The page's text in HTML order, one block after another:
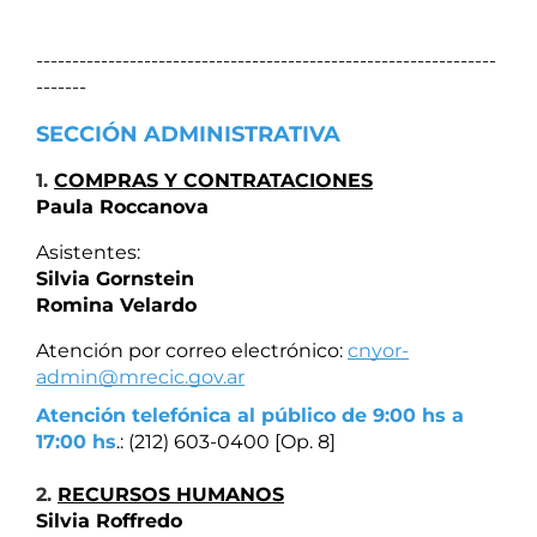
----------------------------------------------------------------
-------
SECCIÓN ADMINISTRATIVA
1. COMPRAS Y CONTRATACIONES
Paula Roccanova
Asistentes:
Silvia Gornstein
Romina Velardo
Atención por correo electrónico: cnyor-
admin@mrecic.gov.ar
Atención telefónica al público de 9:00 hs a
17:00 hs.: (212) 603-0400 [Op. 8]
2. RECURSOS HUMANOS
Silvia Roffredo